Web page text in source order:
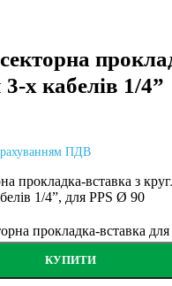
х кабелів 1/4”
ПДВ
прокладка-вставка з
1/4”, для PPS Ø 90
прокладка-вставка для
КУПИТИ